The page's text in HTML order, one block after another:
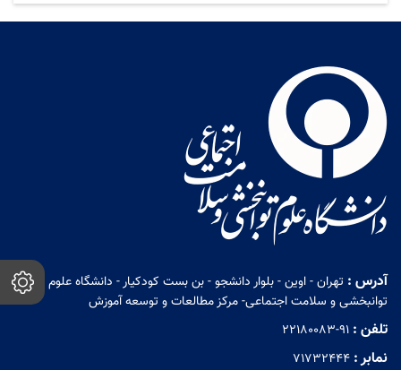
آدرس : تهران - اوین - بلوار دانشجو - بن بست کودکیار - دانشگاه علوم
توانبخشی و سلامت اجتماعی- مرکز مطالعات و توسعه آموزش
تلفن : 22180083-91
نمابر : 71732444